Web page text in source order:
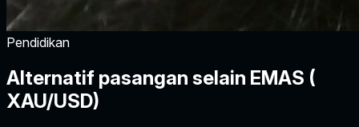
Pendidikan
Alternatif pasangan selain EMAS (
XAU/USD)